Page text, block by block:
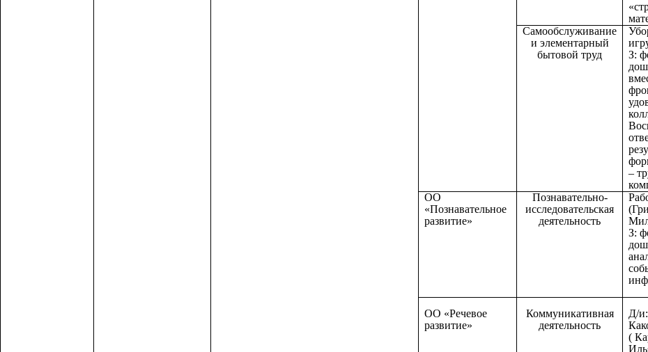
Самообслуживание
и элементарный
бытовой труд
З:
–
ОО
«Познавательное
развитие»
Познавательно-
исследовательская
деятельность
З:
ОО «Речевое
развитие»
Коммуникативная
деятельность
Д/
(